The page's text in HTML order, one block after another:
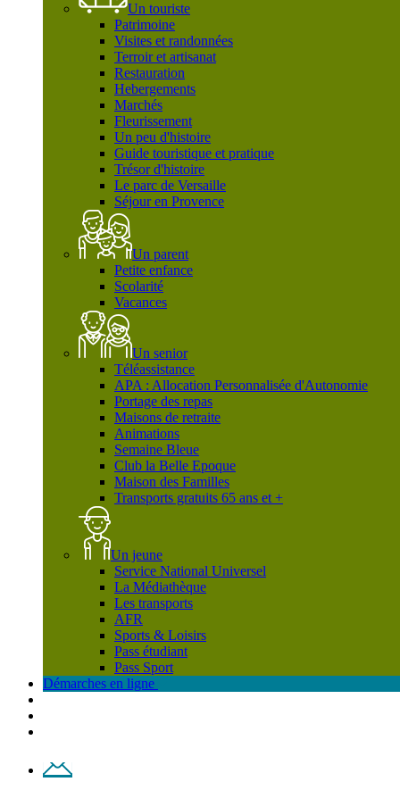
Un touriste
Patrimoine
Visites et randonnées
Terroir et artisanat
Restauration
Hebergements
Marchés
Fleurissement
Un peu d'histoire
Guide touristique et pratique
Trésor d'histoire
Le parc de Versaille
Séjour en Provence
Un parent
Petite enfance
Scolarité
Vacances
Un senior
Téléassistance
APA : Allocation Personnalisée d'Autonomie
Portage des repas
Maisons de retraite
Animations
Semaine Bleue
Club la Belle Epoque
Maison des Familles
Transports gratuits 65 ans et +
Un jeune
Service National Universel
La Médiathèque
Les transports
AFR
Sports & Loisirs
Pass étudiant
Pass Sport
Démarches en ligne
Contact